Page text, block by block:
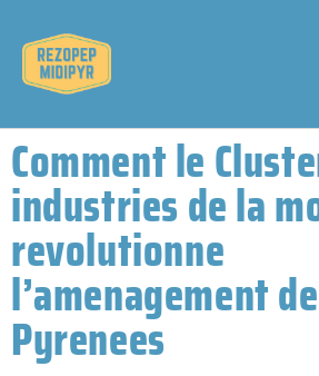
Comment le
industries de la
revolutionne
l’amenagement
Pyrenees